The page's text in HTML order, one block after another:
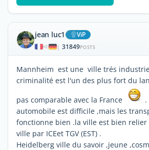
jean luc1 ViP
| 31849POSTS
Mannheim est une ville trés
criminalité est l'un des plus fort du
pas comparable avec la France
automobile est difficile ,mais les
fonctionne bien .la ville est bien
ville par ICEet TGV (EST) .
Heidelberg ville du savoir ,jeune